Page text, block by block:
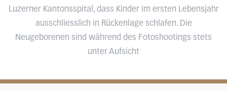
Luzerner Kantonsspital, dass Kinder im ersten Lebensjahr
ausschliesslich in Rückenlage schlafen. Die
Neugeborenen sind während des Fotoshootings stets
unter Aufsicht